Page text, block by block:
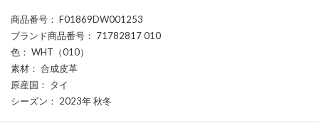
商品番号 ： F01869DW001253
ブランド商品番号 ： 71782817 010
色 ： WHT（010）
素材 ： 合成皮革
原産国 ： タイ
シーズン ： 2023年 秋冬